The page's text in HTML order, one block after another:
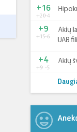
+20-4
+16
+15-6
+9
Akių
UAB
+9 -5
+4 Akių